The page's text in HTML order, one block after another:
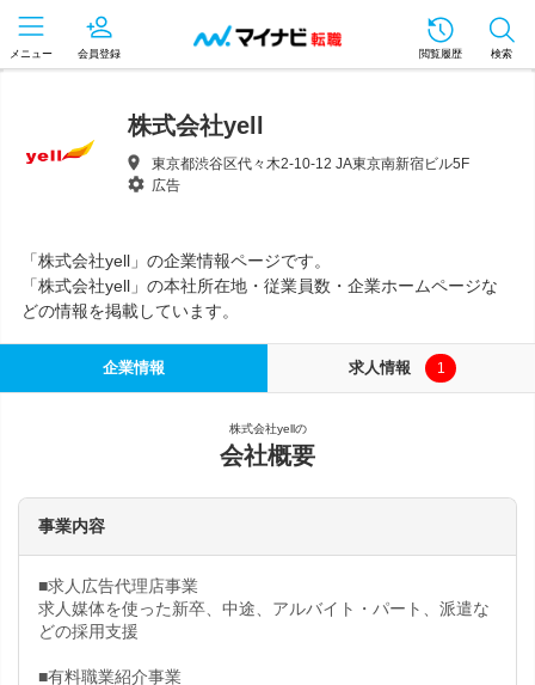
メニュー 会員登録 閲覧履歴 検索
株式会社yell
東京都渋谷区代々木2-10-12 JA東京南新宿ビル5F
広告
「株式会社yell」の企業情報ページです。
「株式会社yell」の本社所在地・従業員数・企業ホームページな
どの情報を掲載しています。
企業情報 求人情報 1
株式会社yellの
会社概要
事業内容
■求人広告代理店事業
求人媒体を使った新卒、中途、アルバイト・パート、派遣な
どの採用支援
■有料職業紹介事業